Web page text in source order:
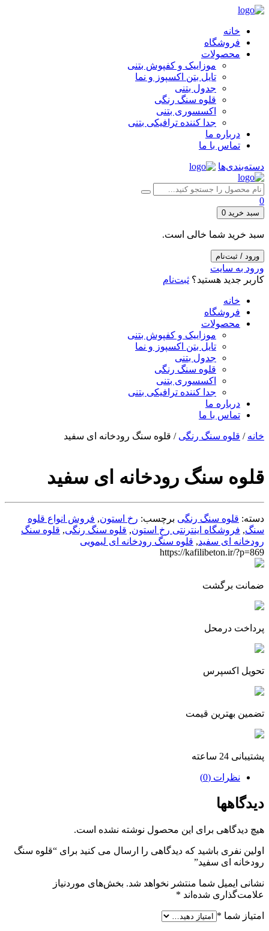
خانه
فروشگاه
محصولات
موزاییک و کفپوش بتنی
تایل بتن اکسپوز و نما
جدول بتنی
قلوه سنگ رنگی
اکسسوری بتنی
جدا کننده ترافیکی بتنی
درباره ما
تماس با ما
دسته‌بندی‌ها
0
سبد خرید 0
سبد خرید شما خالی است.
ورود / ثبت‌نام
ورود به سایت
کاربر جدید هستید؟ ثبت‌نام
خانه
فروشگاه
محصولات
موزاییک و کفپوش بتنی
تایل بتن اکسپوز و نما
جدول بتنی
قلوه سنگ رنگی
اکسسوری بتنی
جدا کننده ترافیکی بتنی
درباره ما
تماس با ما
خانه / قلوه سنگ رنگی / قلوه سنگ رودخانه ای سفید
قلوه سنگ رودخانه ای سفید
دسته: قلوه سنگ رنگی برچسب: رخ استون, فروش انواع قلوه
سنگ, فروشگاه اینترنتی رخ استون, قلوه سنگ رنگی, قلوه سنگ
رودخانه ای سفید, قلوه سنگ رودخانه ای لیمویی
https://kafilibeton.ir/?p=869
ضمانت برگشت
پرداخت درمحل
تحویل اکسپرس
تضمین بهترین قیمت
پشتیبانی 24 ساعته
نظرات (0)
دیدگاهها
هیچ دیدگاهی برای این محصول نوشته نشده است.
اولین نفری باشید که دیدگاهی را ارسال می کنید برای “قلوه سنگ
رودخانه ای سفید”
نشانی ایمیل شما منتشر نخواهد شد. بخش‌های موردنیاز
علامت‌گذاری شده‌اند *
امتیاز شما *